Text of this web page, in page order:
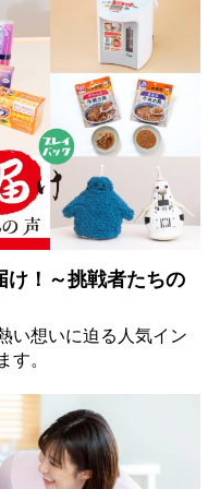
け！～挑戦者たちの
い想いに迫る人気イン
す。